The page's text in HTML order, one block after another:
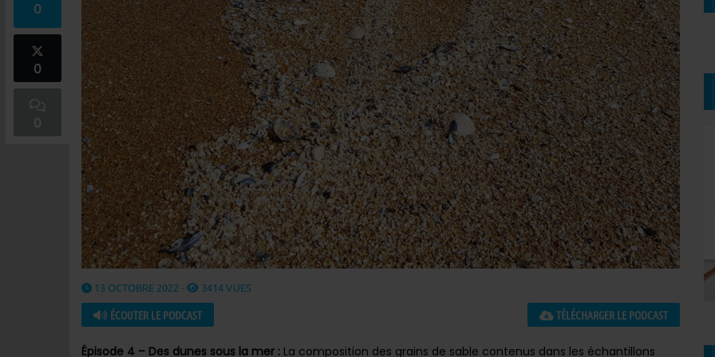
0
0
0
13 OCTOBRE 2022 - 3414 VUES
ÉCOUTER LE PODCAST TÉLÉCHARGER LE PODCAST
Épisode 4 – Des dunes sous la mer : La composition des grains de sable contenus dans les échantillons